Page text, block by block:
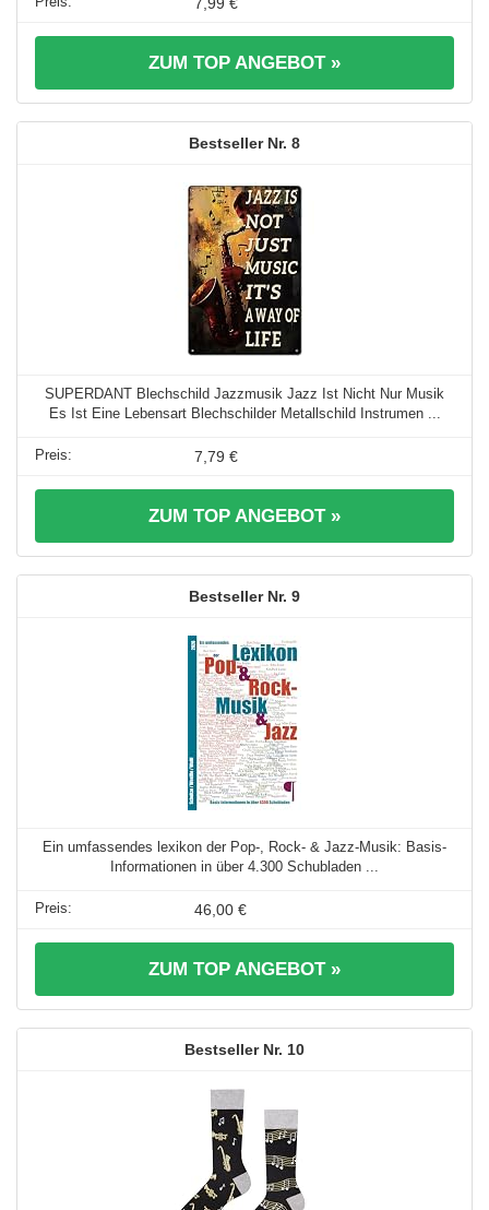
ZUM TOP ANGEBOT »
8
SUPERDANT Blechschild Jazzmusik Jazz Ist Nicht Nur Musik
Es Ist Eine Lebensart Blechschilder Metallschild Instrumen ...
7,79 €
ZUM TOP ANGEBOT »
9
Ein umfassendes lexikon der Pop-, Rock- & Jazz-Musik: Basis-
Informationen in über 4.300 Schubladen ...
46,00 €
ZUM TOP ANGEBOT »
10